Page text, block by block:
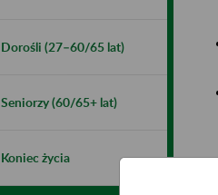
Dorośli (27–60/65 lat)
Seniorzy (60/65+ lat)
Koniec życia